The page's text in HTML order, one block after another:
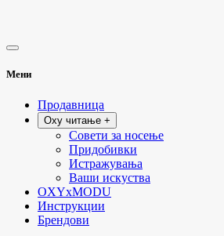
Мени
Продавница
Oxy читање +
Совети за носење
Придобивки
Истражувања
Ваши искуства
OXYxMODU
Инструкции
Брендови